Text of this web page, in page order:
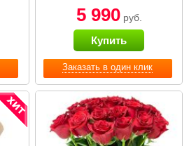
Заказать в один клик
5 990руб.
Купить